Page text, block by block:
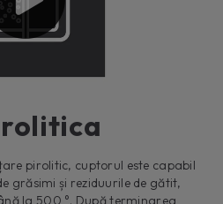
pirolitic, cuptorul este capabil
grăsimi și reziduurile de gătit,
la 500 °. După terminarea